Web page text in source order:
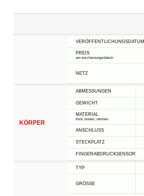
VERÖFFENTLICHUNGSDATUM
PREIS
am erscheinungsdatum
NETZ
KÖRPER
ABMESSUNGEN
GEWICHT
MATERIAL
front, boden, rahmen
ANSCHLUSS
STECKPLATZ
FINGERABDRUCKSENSOR
TYP
GRÖSSE